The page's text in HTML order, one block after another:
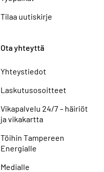
Tilaa uutiskirje
Ota yhteyttä
Yhteystiedot
Laskutusosoitteet
Vikapalvelu 24/7 – häiriöt
ja vikakartta
Töihin Tampereen
Energialle
Medialle